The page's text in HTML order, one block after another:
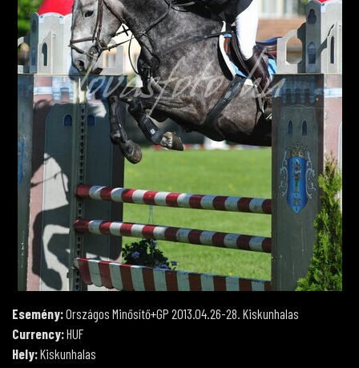
Esemény:Országos Minősítő+GP 2013.04.26-28. Kiskunhalas
Currency:HUF
Hely:Kiskunhalas